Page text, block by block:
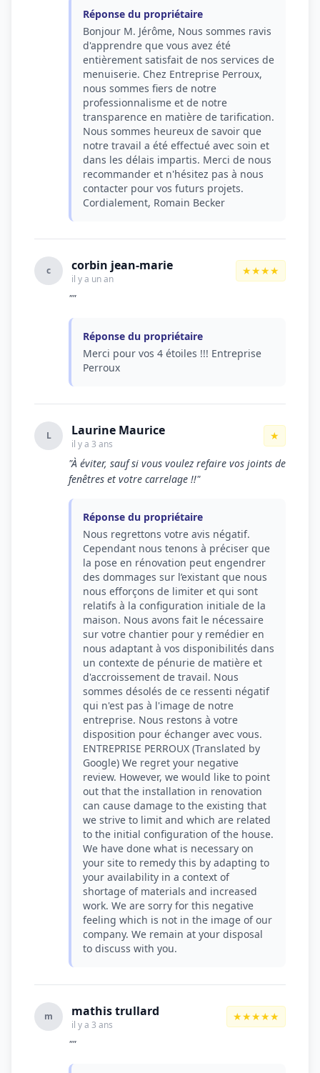
Réponse du propriétaire
Bonjour M. Jérôme, Nous sommes ravis
d'apprendre que vous avez été
entièrement satisfait de nos services de
menuiserie. Chez Entreprise Perroux,
nous sommes fiers de notre
professionnalisme et de notre
transparence en matière de tarification.
Nous sommes heureux de savoir que
notre travail a été effectué avec soin et
dans les délais impartis. Merci de nous
recommander et n'hésitez pas à nous
contacter pour vos futurs projets.
Cordialement, Romain Becker
c corbin jean-marie
il y a un an
★★★★
""
Réponse du propriétaire
Merci pour vos 4 étoiles !!! Entreprise
Perroux
L Laurine Maurice
il y a 3 ans
★
"À éviter, sauf si vous voulez refaire vos joints de
fenêtres et votre carrelage !!"
Réponse du propriétaire
Nous regrettons votre avis négatif.
Cependant nous tenons à préciser que
la pose en rénovation peut engendrer
des dommages sur l’existant que nous
nous efforçons de limiter et qui sont
relatifs à la configuration initiale de la
maison. Nous avons fait le nécessaire
sur votre chantier pour y remédier en
nous adaptant à vos disponibilités dans
un contexte de pénurie de matière et
d'accroissement de travail. Nous
sommes désolés de ce ressenti négatif
qui n'est pas à l'image de notre
entreprise. Nous restons à votre
disposition pour échanger avec vous.
ENTREPRISE PERROUX (Translated by
Google) We regret your negative
review. However, we would like to point
out that the installation in renovation
can cause damage to the existing that
we strive to limit and which are related
to the initial configuration of the house.
We have done what is necessary on
your site to remedy this by adapting to
your availability in a context of
shortage of materials and increased
work. We are sorry for this negative
feeling which is not in the image of our
company. We remain at your disposal
to discuss with you.
m mathis trullard
il y a 3 ans
★★★★★
""